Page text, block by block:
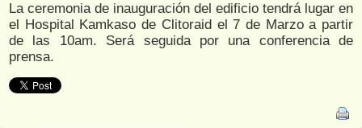
La ceremonia de inauguración del edificio tendrá lugar en
el Hospital Kamkaso de Clitoraid el 7 de Marzo a partir
de las 10am. Será seguida por una conferencia de
prensa.